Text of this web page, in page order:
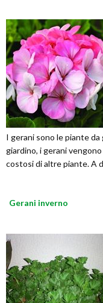
I gerani sono le piante
giardino, i gerani
costosi di altre piante. A
Gerani inverno